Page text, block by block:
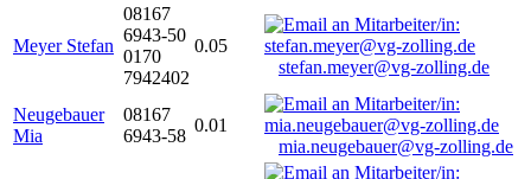
Meyer Stefan
08167
6943-50
0170
7942402
0.05
stefan.meyer@vg-zolling.de
Neugebauer
Mia
08167
6943-58
0.01
mia.neugebauer@vg-zolling.de